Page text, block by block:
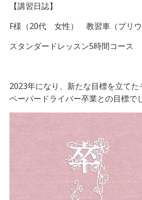
【講習日誌】
F様（20代 女性） 教習車（プリウ
スタンダードレッスン5時間コース
2023年になり、新たな目標を立て
ペーパードライバー卒業との目標で